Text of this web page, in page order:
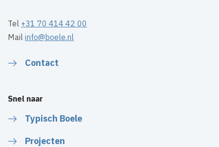
Tel +31 70 414 42 00
Mailinfo@boele.nl
Contact
Snel naar
Typisch Boele
Projecten